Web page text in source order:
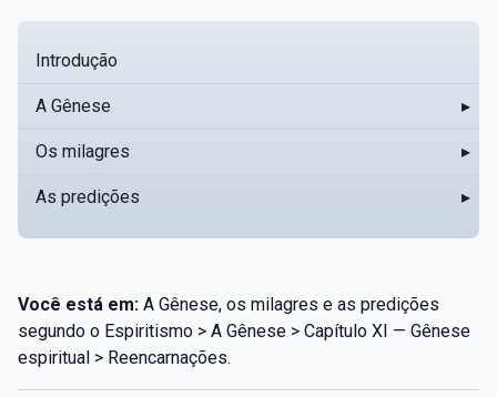
Introdução
A Gênese ▸
Os milagres ▸
As predições ▸
Você está em: A Gênese, os milagres e as predições
segundo o Espiritismo > A Gênese > Capítulo XI — Gênese
espiritual > Reencarnações.